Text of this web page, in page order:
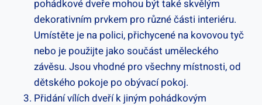
pohádkové dveře mohou být také skvělým
dekorativním prvkem pro různé části interiéru.
Umístěte je na polici, přichycené na kovovou tyč
nebo je použijte jako součást uměleckého
závěsu. Jsou vhodné pro všechny místnosti, od
dětského pokoje po obývací pokoj.
Přidání vílích dveří k jiným pohádkovým